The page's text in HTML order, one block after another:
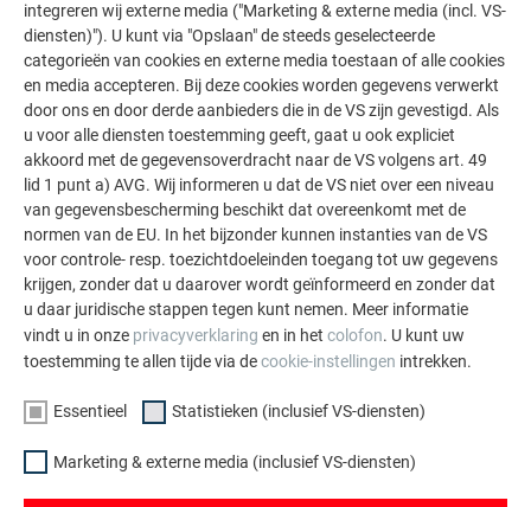
Hoeken en afmetingen op het dubbele-naadprofiel (A =
asmaat)
Afhankelijk van het gebruikte profileringssysteem kunnen de
integreren wij externe media ("Marketing & externe media (incl. VS-
diensten)"). U kunt via "Opslaan" de steeds geselecteerde
categorieën van cookies en externe media toestaan of alle cookies
en media accepteren. Bij deze cookies worden gegevens verwerkt
door ons en door derde aanbieders die in de VS zijn gevestigd. Als
u voor alle diensten toestemming geeft, gaat u ook expliciet
akkoord met de gegevensoverdracht naar de VS volgens art. 49
lid 1 punt a) AVG. Wij informeren u dat de VS niet over een niveau
van gegevensbescherming beschikt dat overeenkomt met de
normen van de EU. In het bijzonder kunnen instanties van de VS
voor controle- resp. toezichtdoeleinden toegang tot uw gegevens
krijgen, zonder dat u daarover wordt geïnformeerd en zonder dat
u daar juridische stappen tegen kunt nemen. Meer informatie
vindt u in onze privacyverklaring en in het colofon. U kunt uw
toestemming te allen tijde via decookie-instellingen intrekken.
Essentieel Statistieken (inclusief VS-diensten)
Marketing & externe media (inclusief VS-diensten)